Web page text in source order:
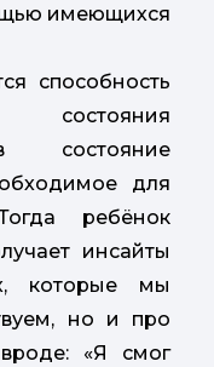
имеющихся
способность
состояние
для
ребёнок
инсайты
которые мы
но и про
«Я смог